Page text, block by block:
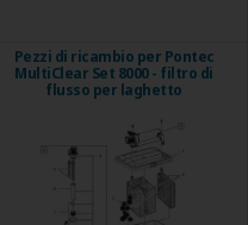
Pezzi di ricambio per Pontec
MultiClear Set 8000 - filtro di
flusso per laghetto